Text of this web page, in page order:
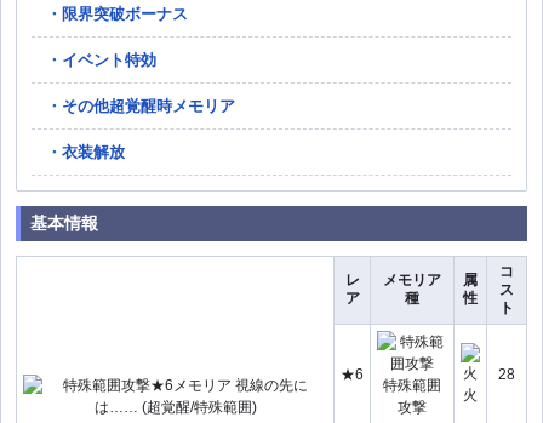
限界突破ボーナス
イベント特効
その他超覚醒時メモリア
衣装解放
基本情報
レ
ア
メモリア
種
属
性
コ
ス
ト
★6
特殊範囲
攻撃
火
28